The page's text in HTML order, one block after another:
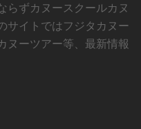
らずカヌースクールカヌ
サイトではフジタカヌー
ヌーツアー等、最新情報